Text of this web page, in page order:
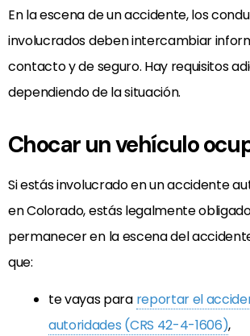
En la escena de un accidente, los
involucrados deben intercambiar
contacto y de seguro. Hay requisitos
dependiendo de la situación.
Chocar un vehículo
Si estás involucrado en un accidente
en Colorado, estás legalmente
permanecer en la escena del
que:
te vayas para reportar el
autoridades (CRS 42-4-1606),